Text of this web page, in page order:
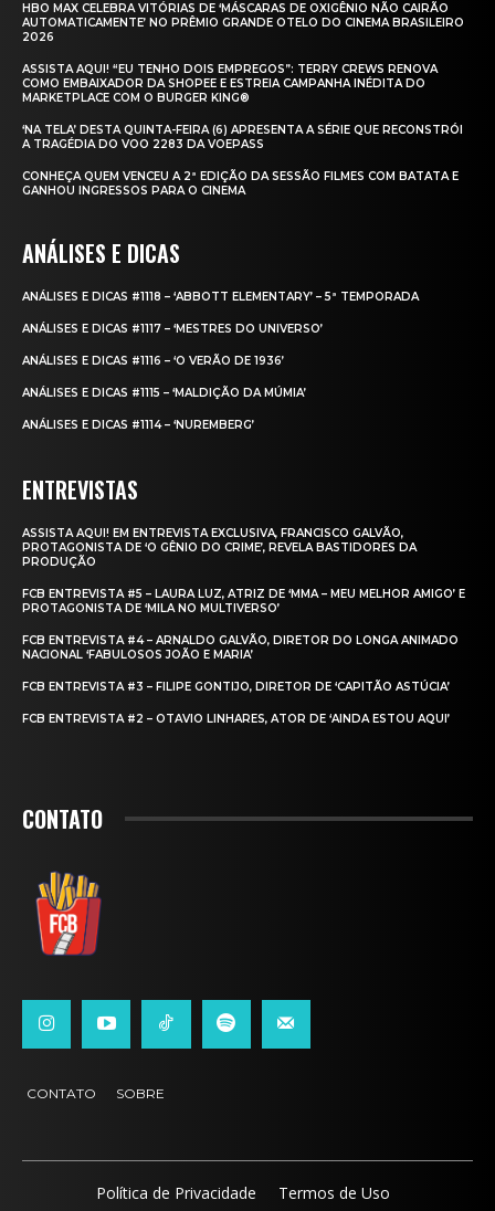
HBO MAX CELEBRA VITÓRIAS DE ‘MÁSCARAS DE OXIGÊNIO NÃO CAIRÃO
AUTOMATICAMENTE’ NO PRÊMIO GRANDE OTELO DO CINEMA BRASILEIRO
2026
ASSISTA AQUI! “EU TENHO DOIS EMPREGOS”: TERRY CREWS RENOVA
COMO EMBAIXADOR DA SHOPEE E ESTREIA CAMPANHA INÉDITA DO
MARKETPLACE COM O BURGER KING®
‘NA TELA’ DESTA QUINTA-FEIRA (6) APRESENTA A SÉRIE QUE RECONSTRÓI
A TRAGÉDIA DO VOO 2283 DA VOEPASS
CONHEÇA QUEM VENCEU A 2ª EDIÇÃO DA SESSÃO FILMES COM BATATA E
GANHOU INGRESSOS PARA O CINEMA
ANÁLISES E DICAS
ANÁLISES E DICAS #1118 – ‘ABBOTT ELEMENTARY’ – 5ª TEMPORADA
ANÁLISES E DICAS #1117 – ‘MESTRES DO UNIVERSO’
ANÁLISES E DICAS #1116 – ‘O VERÃO DE 1936’
ANÁLISES E DICAS #1115 – ‘MALDIÇÃO DA MÚMIA’
ANÁLISES E DICAS #1114 – ‘NUREMBERG’
ENTREVISTAS
ASSISTA AQUI! EM ENTREVISTA EXCLUSIVA, FRANCISCO GALVÃO,
PROTAGONISTA DE ‘O GÊNIO DO CRIME’, REVELA BASTIDORES DA
PRODUÇÃO
FCB ENTREVISTA #5 – LAURA LUZ, ATRIZ DE ‘MMA – MEU MELHOR AMIGO’ E
PROTAGONISTA DE ‘MILA NO MULTIVERSO’
FCB ENTREVISTA #4 – ARNALDO GALVÃO, DIRETOR DO LONGA ANIMADO
NACIONAL ‘FABULOSOS JOÃO E MARIA’
FCB ENTREVISTA #3 – FILIPE GONTIJO, DIRETOR DE ‘CAPITÃO ASTÚCIA’
FCB ENTREVISTA #2 – OTAVIO LINHARES, ATOR DE ‘AINDA ESTOU AQUI’
CONTATO
CONTATO SOBRE
Política de Privacidade Termos de Uso